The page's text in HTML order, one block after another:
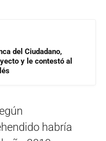
del Ciudadano,
y le contestó al
habría